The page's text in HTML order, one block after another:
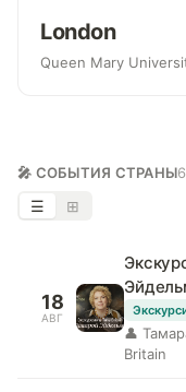
London
🎤 СОБЫТИЯ СТРАНЫ6
☰ ⊞
18
АВГ
👤
Britain